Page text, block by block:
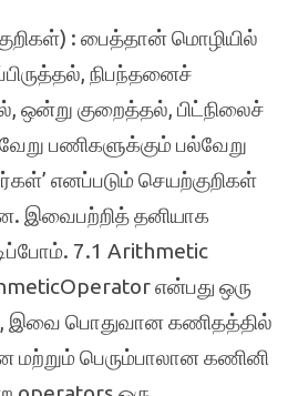
: பைத்தான் மொழியில்
நிபந்தனைச்
ஒன்று குறைத்தல், பிட்நிலைச்
பணிகளுக்கும் பல்வேறு
எனப்படும் செயற்குறிகள்
இவைபற்றித் தனியாக
7.1 Arithmetic
என்பது ஒரு
இவை பொதுவான கணிதத்தில்
மற்றும் பெரும்பாலான கணினி